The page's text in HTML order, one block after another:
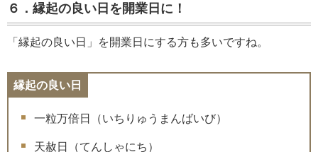
６．縁起の良い日を開業日に！
「縁起の良い日」を開業日にする方も多いですね。
縁起の良い日
一粒万倍日（いちりゅうまんばいび）
天赦日（てんしゃにち）